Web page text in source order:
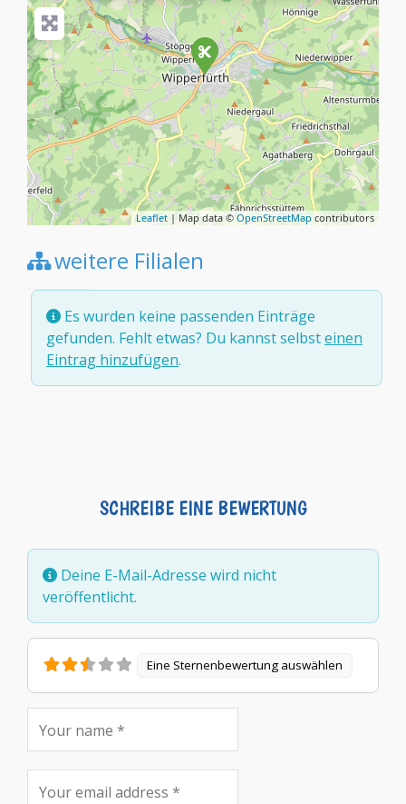
Leaflet | Map data ©OpenStreetMap contributors
weitere Filialen
Es wurden keine passenden Einträge
gefunden. Fehlt etwas? Du kannst selbsteinen
Eintrag hinzufügen.
SCHREIBE EINE BEWERTUNG
Deine E-Mail-Adresse wird nicht
veröffentlicht.
Eine Sternenbewertung auswählen